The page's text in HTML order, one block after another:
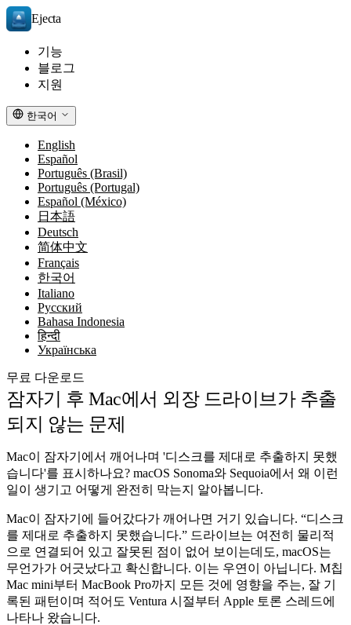
Ejecta
기능
블로그
지원
한국어
English
Español
Português (Brasil)
Português (Portugal)
Español (México)
日本語
Deutsch
简体中文
Français
한국어
Italiano
Русский
Bahasa Indonesia
हिन्दी
Українська
무료 다운로드
잠자기 후 Mac에서 외장 드라이브가 추출
되지 않는 문제
Mac이 잠자기에서 깨어나며 '디스크를 제대로 추출하지 못했
습니다'를 표시하나요? macOS Sonoma와 Sequoia에서 왜 이런
일이 생기고 어떻게 완전히 막는지 알아봅니다.
Mac이 잠자기에 들어갔다가 깨어나면 거기 있습니다. “디스크
를 제대로 추출하지 못했습니다.” 드라이브는 여전히 물리적
으로 연결되어 있고 잘못된 점이 없어 보이는데도, macOS는
무언가가 어긋났다고 확신합니다. 이는 우연이 아닙니다. M칩
Mac mini부터 MacBook Pro까지 모든 것에 영향을 주는, 잘 기
록된 패턴이며 적어도 Ventura 시절부터 Apple 토론 스레드에
나타나 왔습니다.